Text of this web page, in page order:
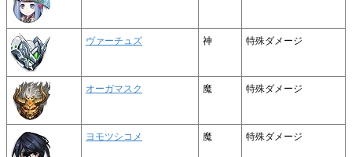
ヴァーチュズ 神 特殊ダメージ
オーガマスク 魔 特殊ダメージ
ヨモツシコメ 魔 特殊ダメージ